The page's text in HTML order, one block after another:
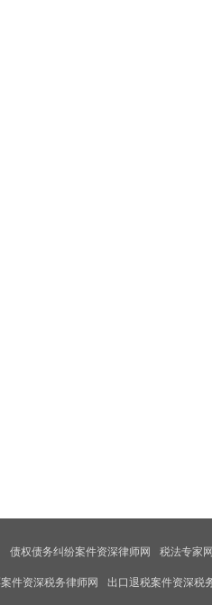
债权债务纠纷案件资深律师网 税法专家
件资深税务律师网 出口退税案件资深税